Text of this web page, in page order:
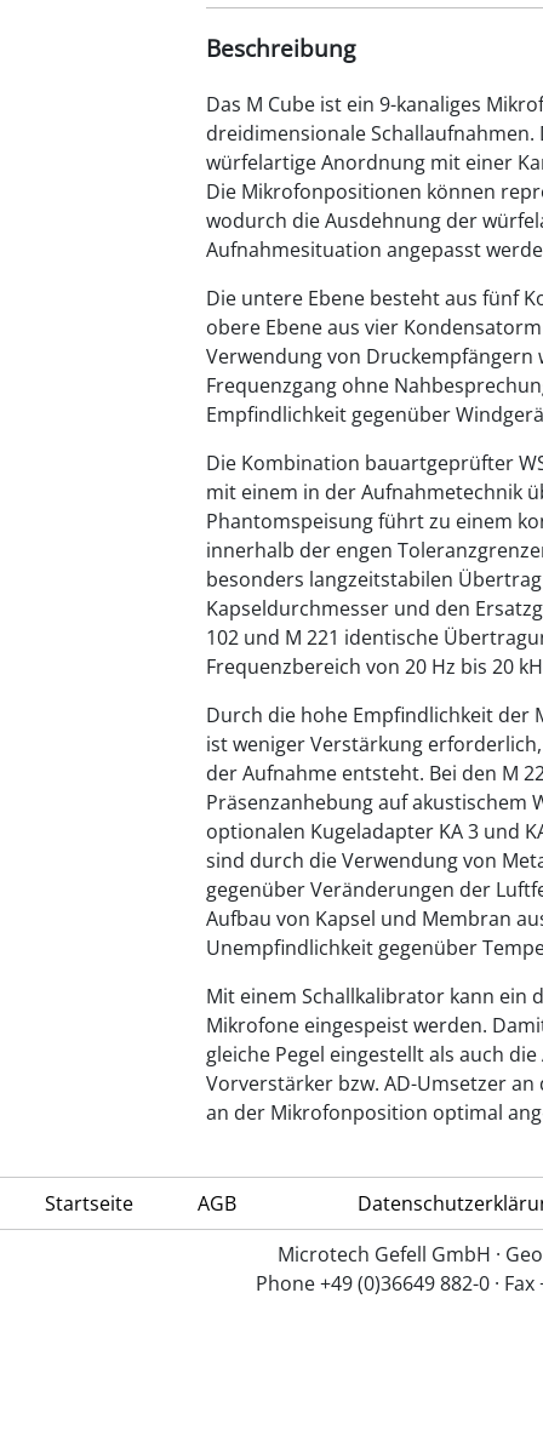
Beschreibung
Das M Cube ist ein 9-kanaliges
dreidimensionale
würfelartige Anordnung mit einer
Die Mikrofonpositionen können
wodurch die Ausdehnung der
Aufnahmesituation angepasst
Die untere Ebene besteht aus fünf
obere Ebene aus vier
Verwendung von
Frequenzgang ohne
Empfindlichkeit gegenüber
Die Kombination bauartgeprüfter
mit einem in der Aufnahmetechnik
Phantomspeisung führt zu einem
innerhalb der engen
besonders langzeitstabilen
Kapseldurchmesser und den
102 und M 221 identische
Frequenzbereich von 20 Hz bis 20
Durch die hohe Empfindlichkeit der
ist weniger Verstärkung
der Aufnahme entsteht. Bei den M
Präsenzanhebung auf akustischem
optionalen Kugeladapter KA 3 und
sind durch die Verwendung von
gegenüber Veränderungen der
Aufbau von Kapsel und Membran
Unempfindlichkeit gegenüber
Mit einem Schallkalibrator kann ein
Mikrofone eingespeist werden.
gleiche Pegel eingestellt als auch
Vorverstärker bzw. AD-Umsetzer
an der Mikrofonposition optimal
Startseite AGB
Microtech Gefell GmbH ·
Phone +49 (0)36649 882-0 ·